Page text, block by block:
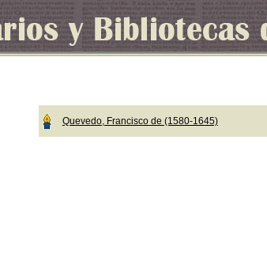
Quevedo, Francisco de (1580-1645)